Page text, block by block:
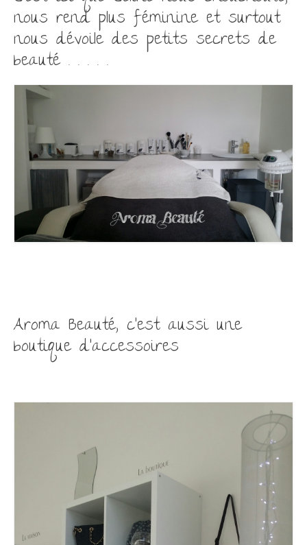
nous rend plus féminine et surtout
nous dévoile des petits secrets de
beauté . . . . .
Aroma Beauté, c’est aussi une
boutique d’accessoires